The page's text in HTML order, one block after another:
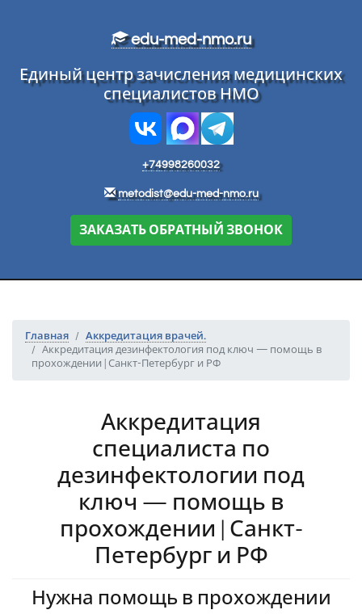
edu-med-nmo.ru
Единый центр зачисления медицинских
специалистов НМО
+74998260032
metodist@edu-med-nmo.ru
ЗАКАЗАТЬ ОБРАТНЫЙ ЗВОНОК
Главная
Аккредитация врачей.
Аккредитация дезинфектология под ключ — помощь в
прохождении | Санкт-Петербург и РФ
Аккредитация
специалиста по
дезинфектологии под
ключ — помощь в
прохождении | Санкт-
Петербург и РФ
Нужна помощь в прохождении